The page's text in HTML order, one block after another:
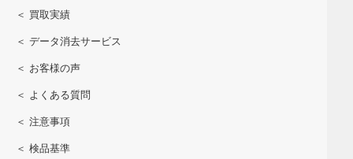
＜ 買取実績
＜ データ消去サービス
＜ お客様の声
＜ よくある質問
＜ 注意事項
＜ 検品基準